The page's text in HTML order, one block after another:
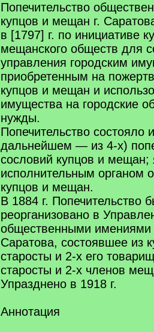
Попечительство
купцов и мещан г.
в [1797] г. по инициативе
мещанского обществ для
управления городским
приобретенным на
купцов и мещан и
имущества на городские
нужды.
Попечительство состояло
дальнейшем — из 4-х)
сословий купцов и мещан;
исполнительным органом
купцов и мещан.
В 1884 г. Попечительство
реорганизовано в
общественными имениями
Саратова, состоявшее из
старосты и 2-х его
старосты и 2-х членов
Упразднено в 1918 г.
Аннотация